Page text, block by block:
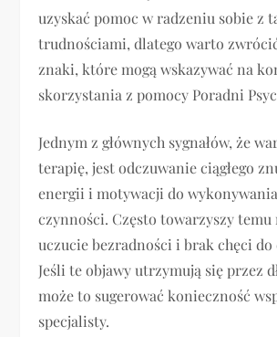
uzyskać pomoc w radzeniu sobie z
trudnościami, dlatego warto
znaki, które mogą wskazywać na
skorzystania z pomocy Poradni
Jednym z głównych sygnałów, że
terapię, jest odczuwanie ciągłego
energii i motywacji do
czynności. Często towarzyszy
uczucie bezradności i brak chęci do
Jeśli te objawy utrzymują się przez
może to sugerować konieczność
specjalisty.